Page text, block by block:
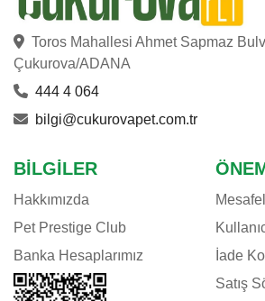
Toros Mahallesi Ahmet Sapmaz
Çukurova/ADANA
444 4 064
bilgi@cukurovapet.com.tr
BILGILER
Hakkımızda
Pet Prestige Club
Banka Hesaplarımız
İade
Satış